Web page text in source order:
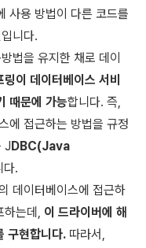
사용 방법이 다른 코드를
니다.
법을 유지한 채로 데이
링이 데이터베이스 서비
때문에 가능합니다. 즉,
에 접근하는 방법을 규정
JDBC(Java
다.
데이터베이스에 접근하
하는데, 이 드라이버에 해
구현합니다. 따라서,